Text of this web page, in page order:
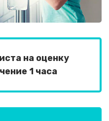
на оценку
1 часа